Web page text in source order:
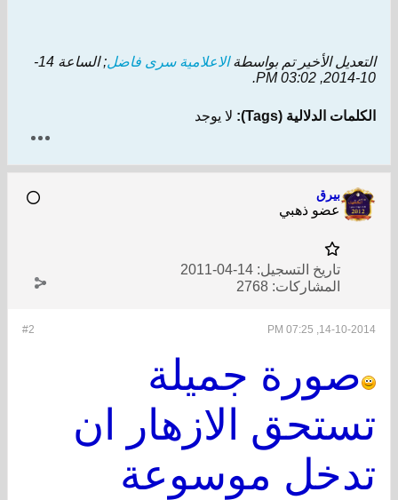
التعديل الأخير تم بواسطةالاعلامية سرى فاضل; الساعة
14-
10-2014, 03:02 PM
.
الكلمات الدلالية (Tags): لا يوجد
بيرق
عضو ذهبي
تاريخ التسجيل: 14-04-2011
المشاركات: 2768
#2 14-10-2014, 07:25 PM
صورة جميلة
تستحق الازهار ان
تدخل موسوعة